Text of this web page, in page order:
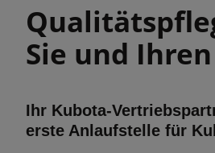
Sie und
Ihr Kubota-
erste Anlaufstelle für